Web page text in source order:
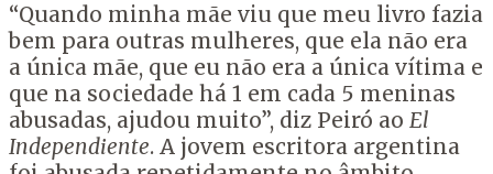
“Quando minha mãe viu que meu livro fazia
bem para outras mulheres, que ela não era
a única mãe, que eu não era a única vítima e
que na sociedade há 1 em cada 5 meninas
abusadas, ajudou muito”, diz Peiró ao El
Independiente. A jovem escritora argentina